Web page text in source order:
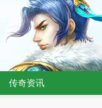
传奇资讯